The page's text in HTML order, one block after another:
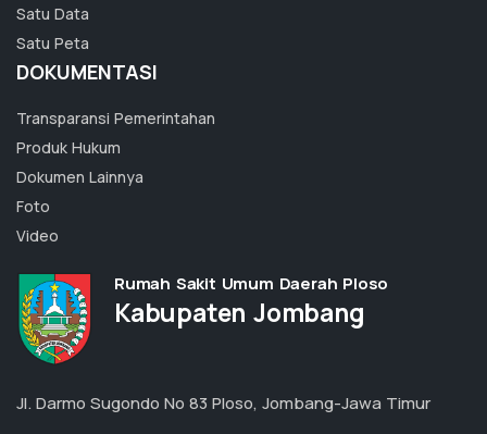
Satu Data
Satu Peta
DOKUMENTASI
Transparansi Pemerintahan
Produk Hukum
Dokumen Lainnya
Foto
Video
Rumah Sakit Umum Daerah Ploso
Kabupaten Jombang
Jl. Darmo Sugondo No 83 Ploso, Jombang-Jawa Timur